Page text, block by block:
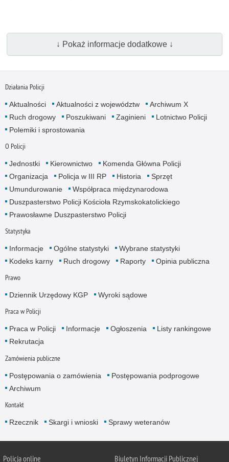
↓ Pokaż informacje dodatkowe ↓
Działania Policji
Aktualności Aktualności z województw
Archiwum X
Ruch drogowy
Poszukiwani Zaginieni
Lotnictwo Policji
Polemiki i sprostowania
O Policji
Jednostki Kierownictwo
Komenda Główna Policji
Organizacja
Policja w III RP Historia
Sprzęt
Umundurowanie
Współpraca międzynarodowa
Duszpasterstwo Policji Kościoła Rzymskokatolickiego
Prawosławne Duszpasterstwo Policji
Statystyka
Informacje Ogólne statystyki
Wybrane statystyki
Kodeks karny
Ruch drogowy Raporty Opinia publiczna
Prawo
Dziennik Urzędowy KGP Wyroki sądowe
Praca w Policji
Praca w Policji Informacje Ogłoszenia
Listy rankingowe
Rekrutacja
Zamówienia publiczne
Postępowania o zamówienia
Postępowania podprogowe
Archiwum
Kontakt
Rzecznik Skargi i wnioski Sprawy weteranów
Policjaonline Biuletyn Informacji Publicznej